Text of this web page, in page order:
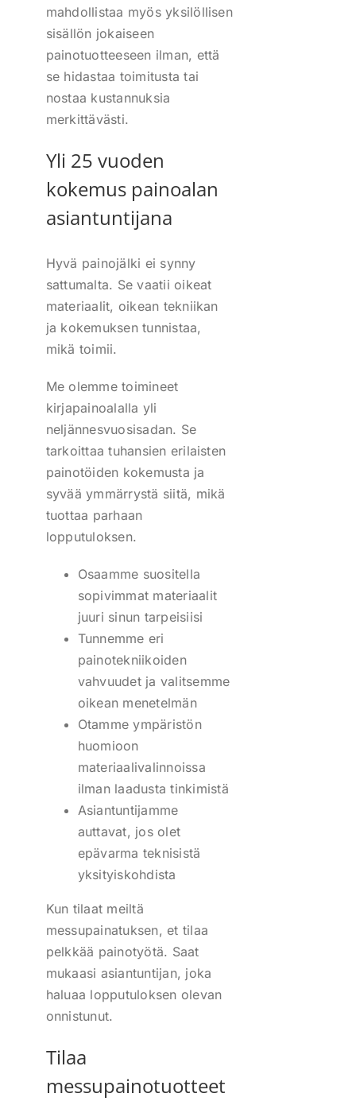
mahdollistaa myös yksilöllisen
sisällön jokaiseen
painotuotteeseen ilman, että
se hidastaa toimitusta tai
nostaa kustannuksia
merkittävästi.
Yli 25 vuoden
kokemus painoalan
asiantuntijana
Hyvä painojälki ei synny
sattumalta. Se vaatii oikeat
materiaalit, oikean tekniikan
ja kokemuksen tunnistaa,
mikä toimii.
Me olemme toimineet
kirjapainoalalla yli
neljännesvuosisadan. Se
tarkoittaa tuhansien erilaisten
painotöiden kokemusta ja
syvää ymmärrystä siitä, mikä
tuottaa parhaan
lopputuloksen.
Osaamme suositella
sopivimmat materiaalit
juuri sinun tarpeisiisi
Tunnemme eri
painotekniikoiden
vahvuudet ja valitsemme
oikean menetelmän
Otamme ympäristön
huomioon
materiaalivalinnoissa
ilman laadusta tinkimistä
Asiantuntijamme
auttavat, jos olet
epävarma teknisistä
yksityiskohdista
Kun tilaat meiltä
messupainatuksen, et tilaa
pelkkää painotyötä. Saat
mukaasi asiantuntijan, joka
haluaa lopputuloksen olevan
onnistunut.
Tilaa
messupainotuotteet